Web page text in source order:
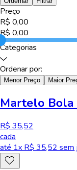
Preço
R$ 0,00
R$ 0,00
Categorias
Ordenar por:
Menor Preço Maior
Martelo
R$ 35,52
cada
até 1x R$ 35,52 sem